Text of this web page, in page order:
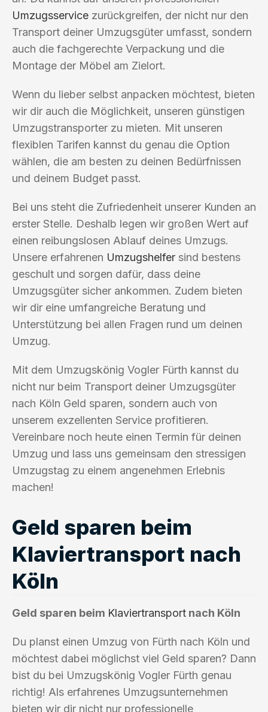
Umzugsservice zurückgreifen, der nicht nur den
Transport deiner Umzugsgüter umfasst, sondern
auch die fachgerechte Verpackung und die
Montage der Möbel am Zielort.
Wenn du lieber selbst anpacken möchtest, bieten
wir dir auch die Möglichkeit, unseren günstigen
Umzugstransporter zu mieten. Mit unseren
flexiblen Tarifen kannst du genau die Option
wählen, die am besten zu deinen Bedürfnissen
und deinem Budget passt.
Bei uns steht die Zufriedenheit unserer Kunden an
erster Stelle. Deshalb legen wir großen Wert auf
einen reibungslosen Ablauf deines Umzugs.
Unsere erfahrenen Umzugshelfer sind bestens
geschult und sorgen dafür, dass deine
Umzugsgüter sicher ankommen. Zudem bieten
wir dir eine umfangreiche Beratung und
Unterstützung bei allen Fragen rund um deinen
Umzug.
Mit dem Umzugskönig Vogler Fürth kannst du
nicht nur beim Transport deiner Umzugsgüter
nach Köln Geld sparen, sondern auch von
unserem exzellenten Service profitieren.
Vereinbare noch heute einen Termin für deinen
Umzug und lass uns gemeinsam den stressigen
Umzugstag zu einem angenehmen Erlebnis
machen!
Geld sparen beim
Klaviertransport nach
Köln
Geld sparen beim Klaviertransport nach Köln
Du planst einen Umzug von Fürth nach Köln und
möchtest dabei möglichst viel Geld sparen? Dann
bist du bei Umzugskönig Vogler Fürth genau
richtig! Als erfahrenes Umzugsunternehmen
bieten wir dir nicht nur professionelle